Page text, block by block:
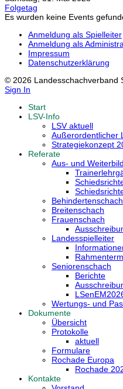
Folgetag
Es wurden keine Events
Anmeldung als Spielleiter
Anmeldung als
Impressum
Datenschutzerklärung
© 2026 Landesschachverband
Sign In
Start
LSV-Info
LSV aktuell
Außerordentlicher
Strategiekonzept
Referate
Aus- und
Behindertenschach
Breitenschach
Frauenschach
Landesspielleiter
Seniorenschach
Berichte
Wertungs- und
Dokumente
Übersicht
Protokolle
aktuell
Formulare
Rochade Europa
Rochade
Kontakte